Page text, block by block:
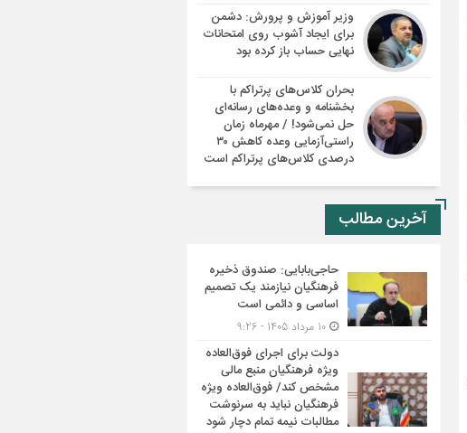
وزیر آموزش و پرورش: دشمن
برای ایجاد آشوب روی امتحانات
نهایی حساب باز کرده بود
بحران کلاس‌های پرتراکم با
بخشنامه و وعده‌های رسانه‌ای
حل نمی‌شود! / مهرماه زمان
راستی‌آزمایی وعده کاهش ۳۰
درصدی کلاس‌های پرتراکم است
آخرین مطالب
حاجی‌بابایی: صندوق ذخیره
فرهنگیان نیازمند یک تصمیم
اساسی و دائمی است
دولت برای اجرای فوق‌العاده
ویژه فرهنگیان منبع مالی
مشخص کند/ فوق‌العاده ویژه
فرهنگیان نباید به سرنوشت
مطالبات نیمه‌ تمام دچار شود